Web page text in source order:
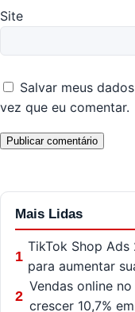
Site
Salvar meus
vez que eu comentar.
Mais Lidas
1
TikTok Shop
para aumentar
2
Vendas online
crescer 10,7%